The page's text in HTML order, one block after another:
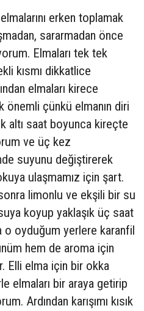
erken toplamak
sararmadan önce
Elmaları tek tek
kısmı dikkatlice
elmaları kirece
önemli çünkü elmanın diri
altı saat boyunca kireçte
ve üç kez
suyunu değiştirerek
ulaşmamız için şart.
limonlu ve ekşili bir su
koyup yaklaşık üç saat
o oyduğum yerlere karanfil
hem de aroma için
Elli elma için bir okka
elmaları bir araya getirip
Ardından karışımı kısık